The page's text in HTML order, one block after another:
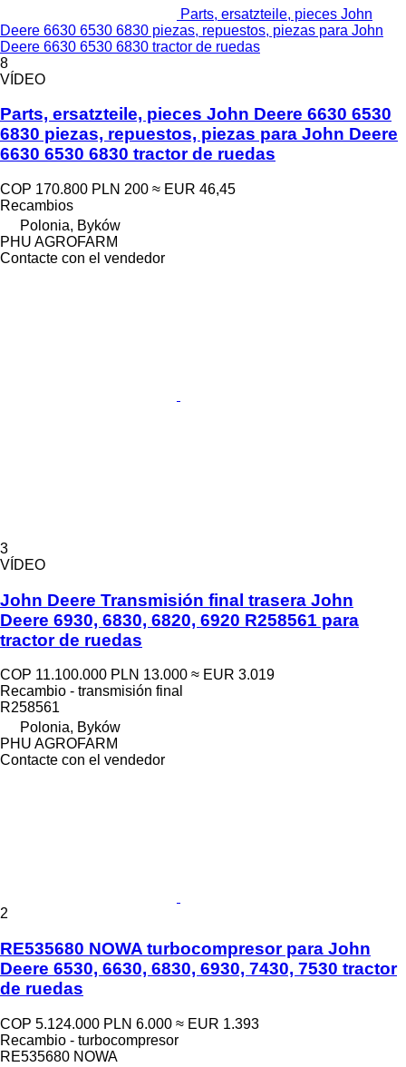
Parts, ersatzteile, pieces John
Deere 6630 6530 6830 piezas, repuestos, piezas para John
Deere 6630 6530 6830 tractor de ruedas
8
VÍDEO
Parts, ersatzteile, pieces John Deere 6630 6530
6830 piezas, repuestos, piezas para John Deere
6630 6530 6830 tractor de ruedas
COP 170.800 PLN 200 ≈ EUR 46,45
Recambios
Polonia, Byków
PHU AGROFARM
Contacte con el vendedor
3
VÍDEO
John Deere Transmisión final trasera John
Deere 6930, 6830, 6820, 6920 R258561 para
tractor de ruedas
COP 11.100.000 PLN 13.000 ≈ EUR 3.019
Recambio - transmisión final
R258561
Polonia, Byków
PHU AGROFARM
Contacte con el vendedor
2
RE535680 NOWA turbocompresor para John
Deere 6530, 6630, 6830, 6930, 7430, 7530 tractor
de ruedas
COP 5.124.000 PLN 6.000 ≈ EUR 1.393
Recambio - turbocompresor
RE535680 NOWA